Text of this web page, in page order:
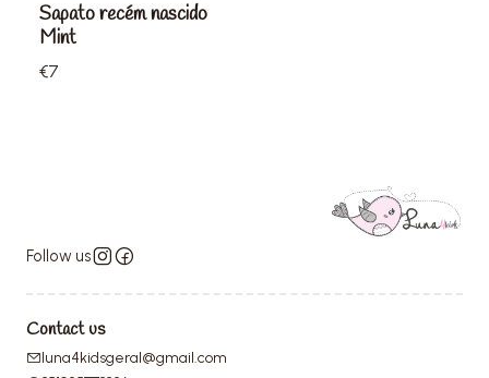
Sapato recém nascido
Mint
€7
Follow us
Contact us
luna4kidsgeral@gmail.com